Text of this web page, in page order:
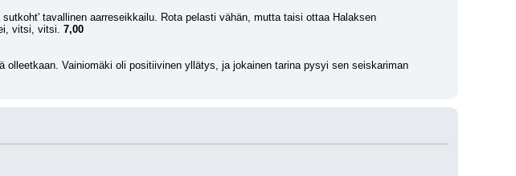
tavallinen aarreseikkailu. Rota pelasti vähän, mutta taisi ottaa Halaksen
vitsi, vitsi. 7,00
Vainiomäki oli positiivinen yllätys, ja jokainen tarina pysyi sen seiskariman